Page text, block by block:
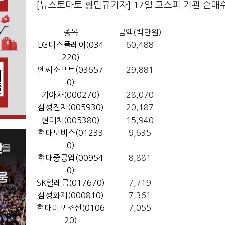
[뉴스토마토 황민규기자] 17일 코스피 기관 순매
종목
금액(백만원)
LG디스플레이(034
220)
60,488
엔씨소프트(03657
0)
29,881
기아차(000270)
28,070
삼성전자(005930)
20,187
현대차(005380)
15,940
현대모비스(01233
0)
9,635
현대중공업(00954
0)
8,881
SK텔레콤(017670)
7,719
삼성화재(000810)
7,361
현대미포조선(0106
20)
7,055